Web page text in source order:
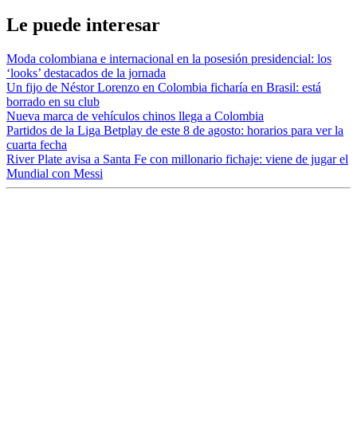
Le puede interesar
Moda colombiana e internacional en la posesión presidencial: los
‘looks’ destacados de la jornada
Un fijo de Néstor Lorenzo en Colombia ficharía en Brasil: está
borrado en su club
Nueva marca de vehículos chinos llega a Colombia
Partidos de la Liga Betplay de este 8 de agosto: horarios para ver la
cuarta fecha
River Plate avisa a Santa Fe con millonario fichaje: viene de jugar el
Mundial con Messi